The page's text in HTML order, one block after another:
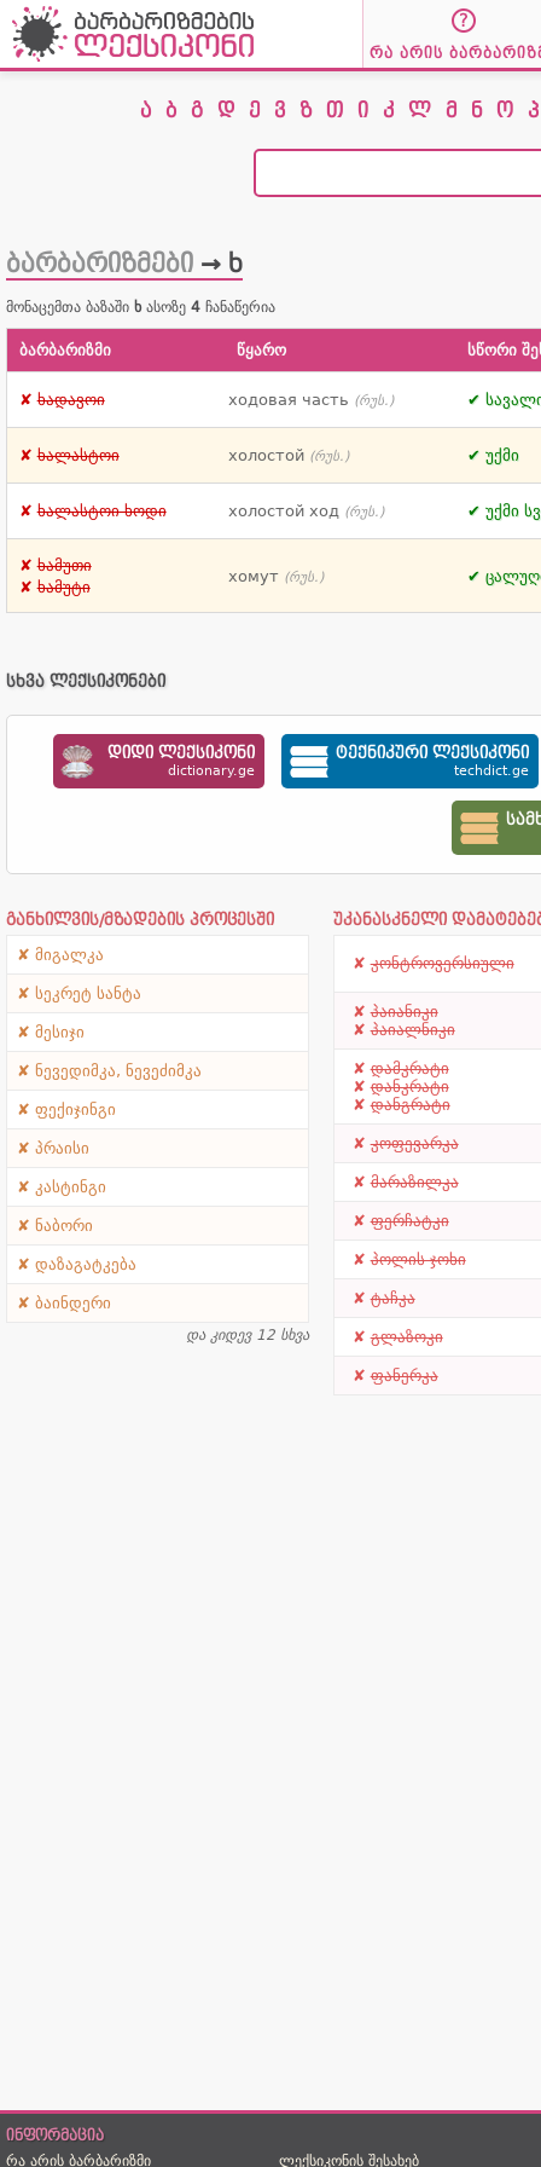
რა არის
ა ბ გ დ ე ვ ზ თ ი კ ლ მ ნ ო პ
ბარბარიზმები → ხ
მონაცემთა ბაზაში ხასოზე 4 ჩანაწერია
ბარბარიზმი წყარო სწორი
ხადავოი ходовая часть (რუს.)
ხალასტოი холостой (რუს.) უქმი
ხალასტოი ხოდი холостой ход (რუს.) უქმი
ხამუთი
ხამუტი
хомут (რუს.)
სხვა ლექსიკონები
დიდი ლექსიკონი
dictionary.ge
ტექნიკური ლექსიკონი
techdict.ge
განხილვის/მზადების პროცესში
მიგალკა
სეკრეტ სანტა
მესიჯი
ნევედიმკა, ნევეძიმკა
ფექიჯინგი
პრაისი
კასტინგი
ნაბორი
დაზაგატკება
ბაინდერი
და კიდევ 12 სხვა
უკანასკნელი
კონტროვერსიული
პაიანიკი
პაიალნიკი
დამკრატი
დანკრატი
დანგრატი
კოფევარკა
მარაზილკა
ფერჩატკი
პოლის ჯოხი
ტაჩკა
გლაზოკი
ფანერკა
ინფორმაცია
რა არის ბარბარიზმი
ლექსიკონის შესახებ